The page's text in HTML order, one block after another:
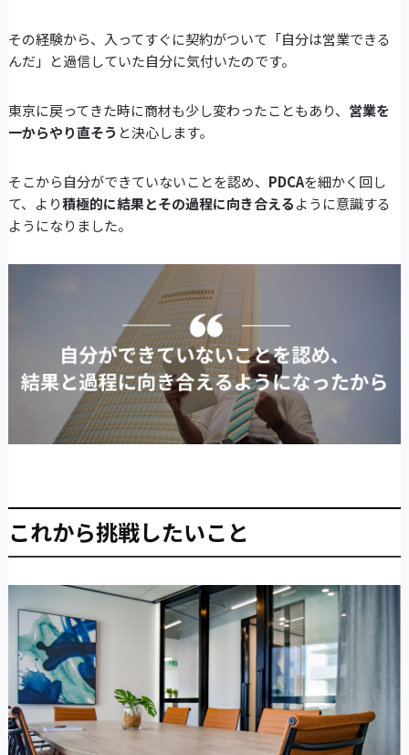
その経験から、入ってすぐに契約がついて「自分は営業できる
んだ」と過信していた自分に気付いたのです。
東京に戻ってきた時に商材も少し変わったこともあり、 営業を
一からやり直そう と決心します。
そこから自分ができていないことを認め、 PDCAを細かく回し
て、より積極的に結果とその過程に向き合えるように意識する
ようになりました。
これから挑戦したいこと